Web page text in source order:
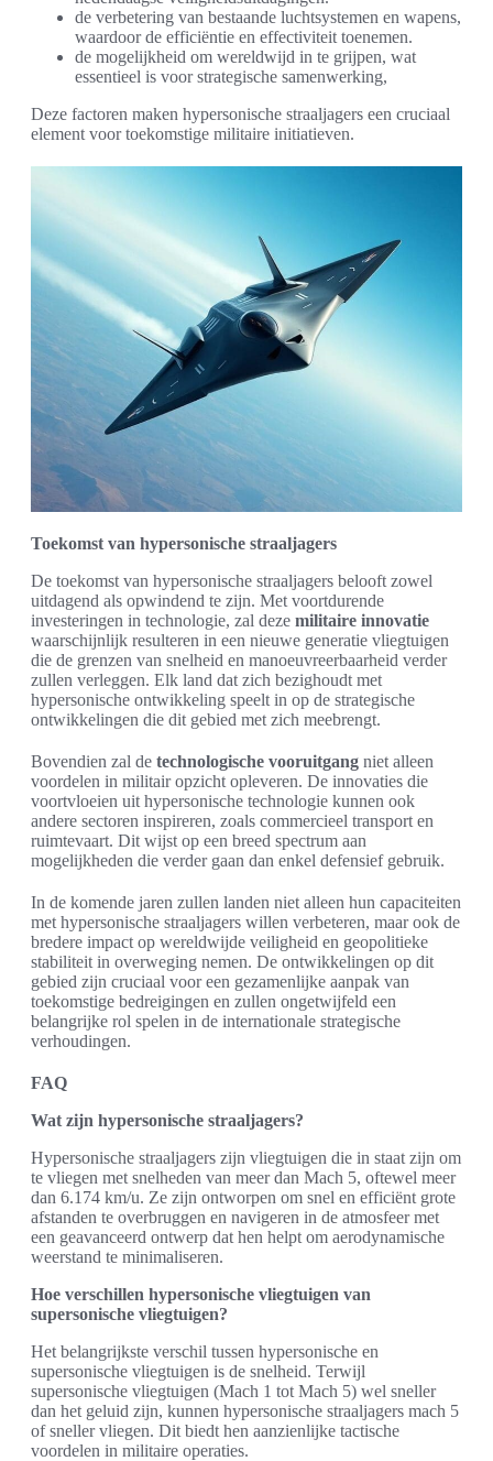
de verbetering van bestaande luchtsystemen en wapens,
waardoor de efficiëntie en effectiviteit toenemen.
de mogelijkheid om wereldwijd in te grijpen, wat
essentieel is voor strategische samenwerking,
Deze factoren maken hypersonische straaljagers een cruciaal
element voor toekomstige militaire initiatieven.
Toekomst van hypersonische straaljagers
De toekomst van hypersonische straaljagers belooft zowel
uitdagend als opwindend te zijn. Met voortdurende
investeringen in technologie, zal deze militaire innovatie
waarschijnlijk resulteren in een nieuwe generatie vliegtuigen
die de grenzen van snelheid en manoeuvreerbaarheid verder
zullen verleggen. Elk land dat zich bezighoudt met
hypersonische ontwikkeling speelt in op de strategische
ontwikkelingen die dit gebied met zich meebrengt.
Bovendien zal de technologische vooruitgang niet alleen
voordelen in militair opzicht opleveren. De innovaties die
voortvloeien uit hypersonische technologie kunnen ook
andere sectoren inspireren, zoals commercieel transport en
ruimtevaart. Dit wijst op een breed spectrum aan
mogelijkheden die verder gaan dan enkel defensief gebruik.
In de komende jaren zullen landen niet alleen hun capaciteiten
met hypersonische straaljagers willen verbeteren, maar ook de
bredere impact op wereldwijde veiligheid en geopolitieke
stabiliteit in overweging nemen. De ontwikkelingen op dit
gebied zijn cruciaal voor een gezamenlijke aanpak van
toekomstige bedreigingen en zullen ongetwijfeld een
belangrijke rol spelen in de internationale strategische
verhoudingen.
FAQ
Wat zijn hypersonische straaljagers?
Hypersonische straaljagers zijn vliegtuigen die in staat zijn om
te vliegen met snelheden van meer dan Mach 5, oftewel meer
dan 6.174 km/u. Ze zijn ontworpen om snel en efficiënt grote
afstanden te overbruggen en navigeren in de atmosfeer met
een geavanceerd ontwerp dat hen helpt om aerodynamische
weerstand te minimaliseren.
Hoe verschillen hypersonische vliegtuigen van
supersonische vliegtuigen?
Het belangrijkste verschil tussen hypersonische en
supersonische vliegtuigen is de snelheid. Terwijl
supersonische vliegtuigen (Mach 1 tot Mach 5) wel sneller
dan het geluid zijn, kunnen hypersonische straaljagers mach 5
of sneller vliegen. Dit biedt hen aanzienlijke tactische
voordelen in militaire operaties.